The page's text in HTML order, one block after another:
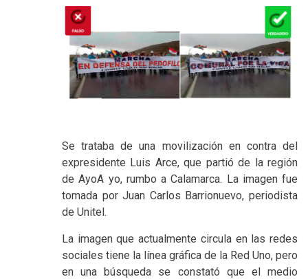
Se trataba de una movilización en contra del
expresidente Luis Arce, que partió de la región
de AyoA yo, rumbo a Calamarca. La imagen fue
tomada por Juan Carlos Barrionuevo, periodista
de Unitel.
La imagen que actualmente circula en las redes
sociales tiene la línea gráfica de la Red Uno, pero
en una búsqueda se constató que el medio